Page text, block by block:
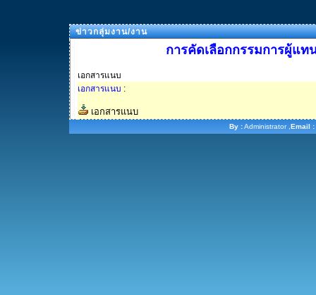
ข่าวกลุ่มงาน/งาน
การคัดเลือกกรรมการผู้แ
เอกสารแนบ
เอกสารแนบ :
เอกสารแนบ
By :Administrator , Email :